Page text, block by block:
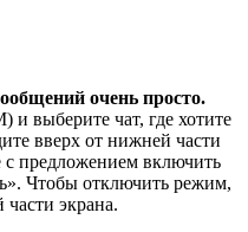
очень просто.
выберите чат, где хотите
вверх от нижней части
с предложением включить
Чтобы отключить режим,
экрана.